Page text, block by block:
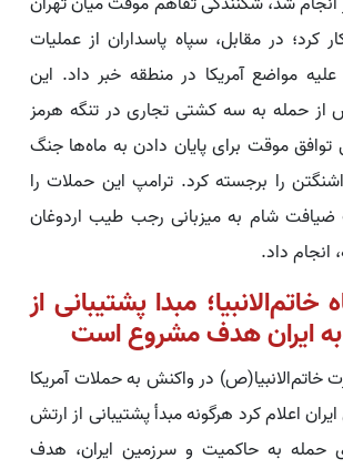
کرد؛ در مقابل، سپاه پاسداران از عملیات
مواضع آمریکا در منطقه خبر داد. این
از حمله به سه کشتی تجاری در تنگه هرمز
موقت برای پایان دادن به ماه‌ها جنگ
را برجسته کرد. ترامپ این حملات را
شام به میزبانی رجب طیب اردوغان
انجام داد.
خاتم‌الانبیا؛ مبدا پشتیبانی از
به ایران هدف مشروع است
خاتم‌الانبیا(ص) در واکنش به حملات آمریکا
اعلام کرد هرگونه مبدأ پشتیبانی از ارتش
حمله به حاکمیت و سرزمین ایران، هدف